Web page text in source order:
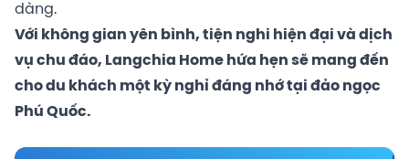
dàng.
Với không gian yên bình, tiện nghi hiện đại và dịch
vụ chu đáo, Langchia Home hứa hẹn sẽ mang đến
cho du khách một kỳ nghỉ đáng nhớ tại đảo ngọc
Phú Quốc.